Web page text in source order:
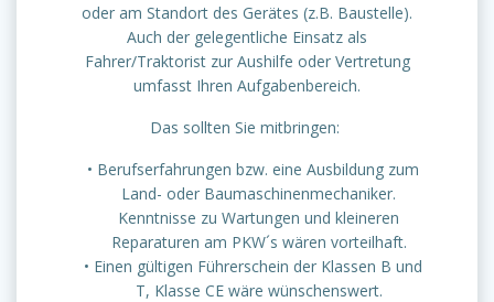
oder am Standort des Gerätes (z.B. Baustelle).
Auch der gelegentliche Einsatz als
Fahrer/Traktorist zur Aushilfe oder Vertretung
umfasst Ihren Aufgabenbereich.
Das sollten Sie mitbringen:
Berufserfahrungen bzw. eine Ausbildung zum
Land- oder Baumaschinenmechaniker.
Kenntnisse zu Wartungen und kleineren
Reparaturen am PKW´s wären vorteilhaft.
Einen gültigen Führerschein der Klassen B und
T, Klasse CE wäre wünschenswert.